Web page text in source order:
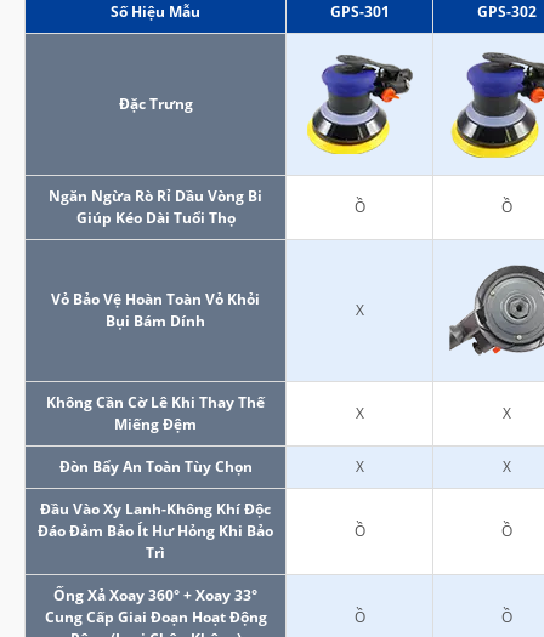
Số Hiệu Mẫu GPS-301 GPS-302
Đặc Trưng
Ngăn Ngừa Rò Rỉ Dầu Vòng Bi
Giúp Kéo Dài Tuổi Thọ
Ồ Ồ
Vỏ Bảo Vệ Hoàn Toàn Vỏ Khỏi
Bụi Bám Dính
X
Không Cần Cờ Lê Khi Thay Thế
Miếng Đệm
X X
Đòn Bẩy An Toàn Tùy Chọn X X
Đầu Vào Xy Lanh-Không Khí Độc
Đáo Đảm Bảo Ít Hư Hỏng Khi Bảo
Trì
Ồ Ồ
Ống Xả Xoay 360° + Xoay 33°
Cung Cấp Giai Đoạn Hoạt Động
Ồ Ồ